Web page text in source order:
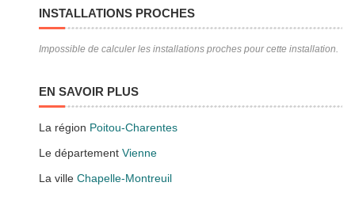
INSTALLATIONS PROCHES
Impossible de calculer les installations proches pour cette installation.
EN SAVOIR PLUS
La région Poitou-Charentes
Le départementVienne
La villeChapelle-Montreuil